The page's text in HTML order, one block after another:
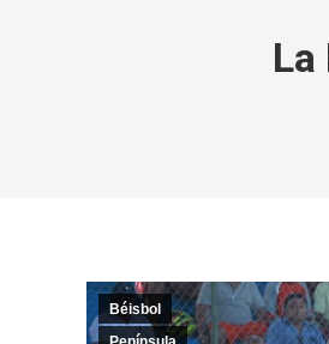
Béisbol